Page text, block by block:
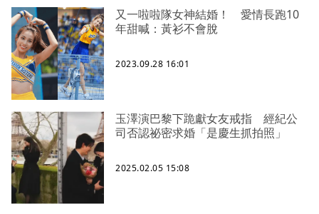
又一啦啦隊女神結婚！ 愛情長跑10
年甜喊：黃衫不會脫
2023.09.28 16:01
玉澤演巴黎下跪獻女友戒指 經紀公
司否認祕密求婚「是慶生抓拍照」
2025.02.05 15:08